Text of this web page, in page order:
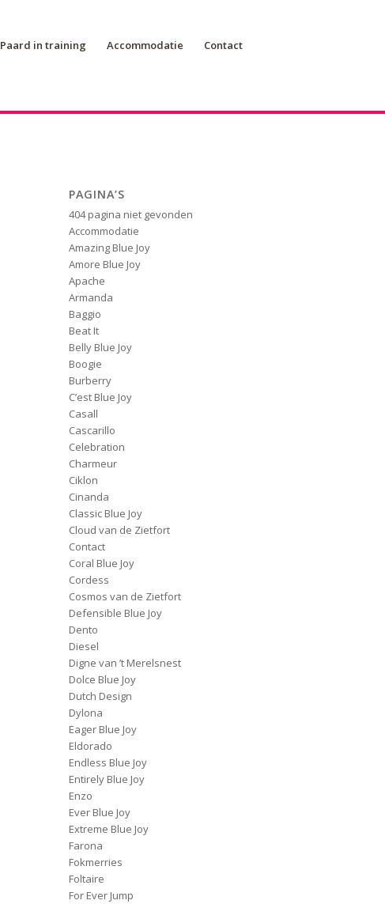
Paard in training Accommodatie Contact
PAGINA’S
404 pagina niet gevonden
Accommodatie
Amazing Blue Joy
Amore Blue Joy
Apache
Armanda
Baggio
Beat It
Belly Blue Joy
Boogie
Burberry
C’est Blue Joy
Casall
Cascarillo
Celebration
Charmeur
Ciklon
Cinanda
Classic Blue Joy
Cloud van de Zietfort
Contact
Coral Blue Joy
Cordess
Cosmos van de Zietfort
Defensible Blue Joy
Dento
Diesel
Digne van ’t Merelsnest
Dolce Blue Joy
Dutch Design
Dylona
Eager Blue Joy
Eldorado
Endless Blue Joy
Entirely Blue Joy
Enzo
Ever Blue Joy
Extreme Blue Joy
Farona
Fokmerries
Foltaire
For Ever Jump